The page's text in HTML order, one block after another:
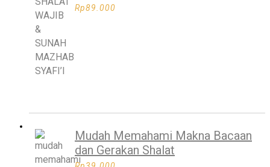
Rp89.000
Mudah Memahami Makna Bacaan
dan Gerakan Shalat